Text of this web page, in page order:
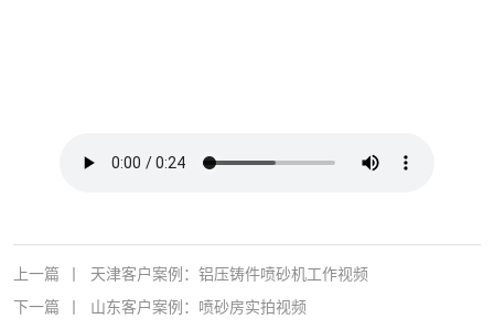
上一篇
天津客户案例：铝压铸件喷砂机工作视频
下一篇
山东客户案例：喷砂房实拍视频